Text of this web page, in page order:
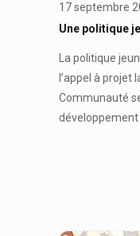
17 septembre
Une politique
La politique
l’appel à projet
Communauté
développement